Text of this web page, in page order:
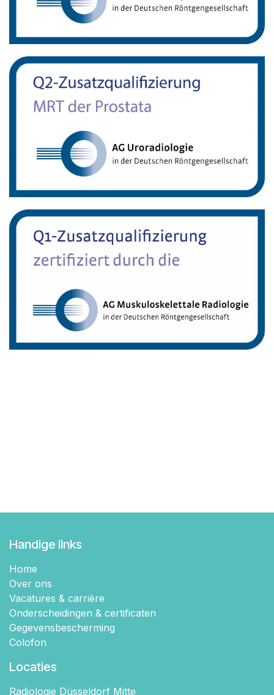
Handige links
Home
Over ons
Vacatures & carrière
Onderscheidingen & certificaten
Gegevensbescherming
Colofon
Locaties
Radiologie Düsseldorf Mitte